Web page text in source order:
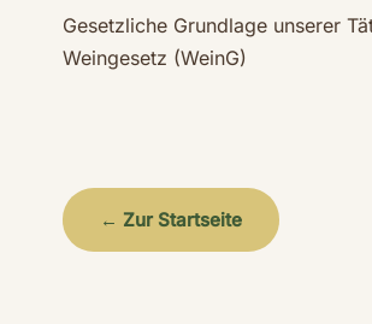
Gesetzliche Grundlage unserer
Weingesetz (WeinG)
← Zur Startseite